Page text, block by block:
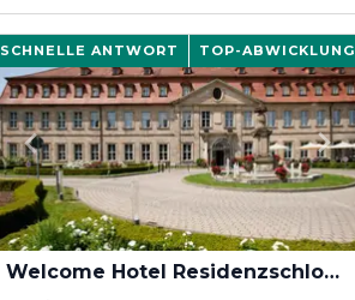
SCHNELLE ANTWORT TOP-ABWICKLUNG
Welcome Hotel Residenzschloss Bamberg